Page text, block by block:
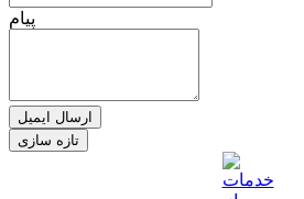
پیام
ارسال ایمیل